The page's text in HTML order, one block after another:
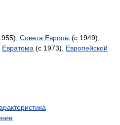
Совета Европы (с 1949),
Евратома (с 1973), Европейской